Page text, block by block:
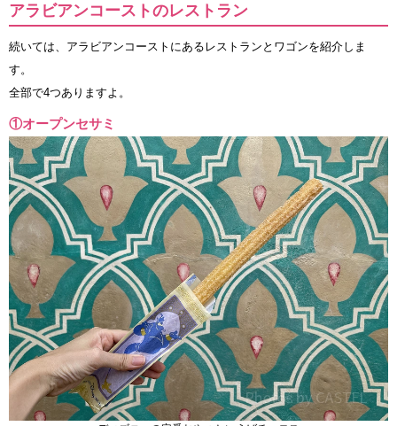
アラビアンコーストのレストラン
続いては、アラビアンコーストにあるレストランとワゴンを紹介しま
す。
全部で4つありますよ。
①オープンセサミ